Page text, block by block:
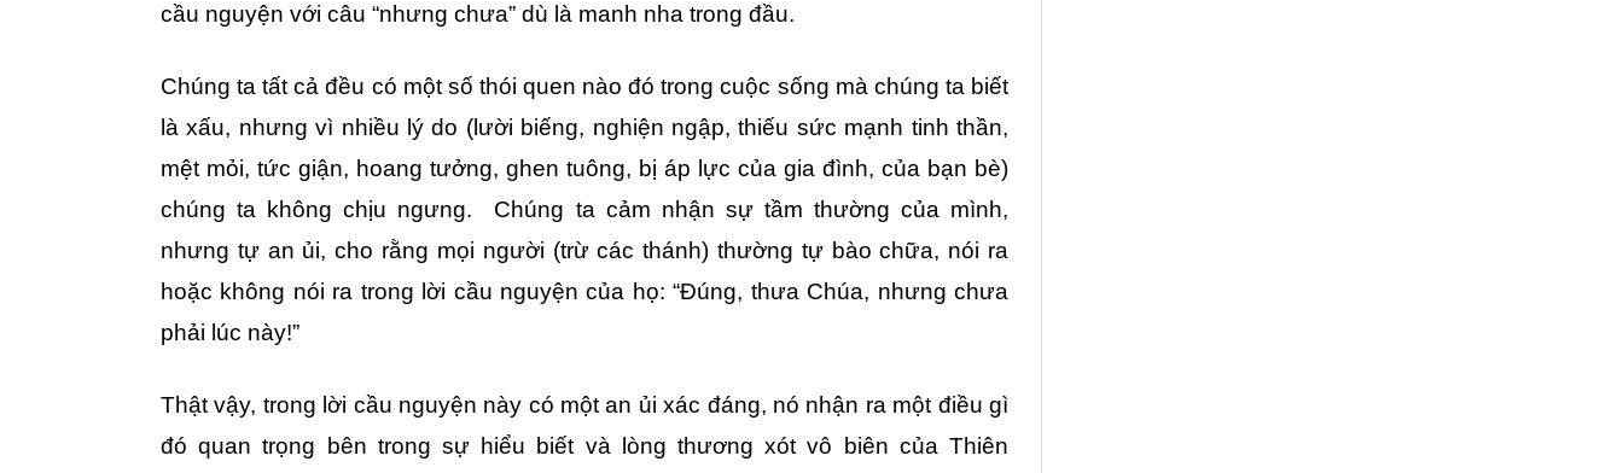
cầu nguyện với câu “nhưng chưa” dù là manh nha trong đầu.
Chúng ta tất cả đều có một số thói quen nào đó trong cuộc sống mà chúng ta biết
là xấu, nhưng vì nhiều lý do (lười biếng, nghiện ngập, thiếu sức mạnh tinh thần,
mệt mỏi, tức giận, hoang tưởng, ghen tuông, bị áp lực của gia đình, của bạn bè)
chúng ta không chịu ngưng. Chúng ta cảm nhận sự tầm thường của mình,
nhưng tự an ủi, cho rằng mọi người (trừ các thánh) thường tự bào chữa, nói ra
hoặc không nói ra trong lời cầu nguyện của họ: “Đúng, thưa Chúa, nhưng chưa
phải lúc này!”
Thật vậy, trong lời cầu nguyện này có một an ủi xác đáng, nó nhận ra một điều gì
đó quan trọng bên trong sự hiểu biết và lòng thương xót vô biên của Thiên